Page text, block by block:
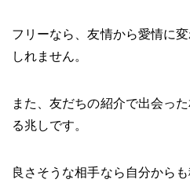
フリーなら、友情から愛情に
しれません。
また、友だちの紹介で出会っ
る兆しです。
良さそうな相手なら自分から